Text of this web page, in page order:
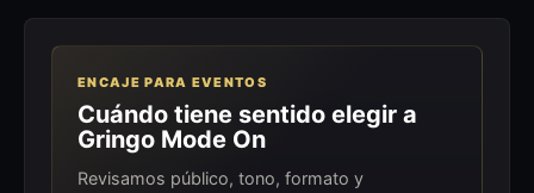
ENCAJE PARA EVENTOS
Cuándo tiene sentido elegir a
Gringo Mode On
Revisamos público, tono, formato y